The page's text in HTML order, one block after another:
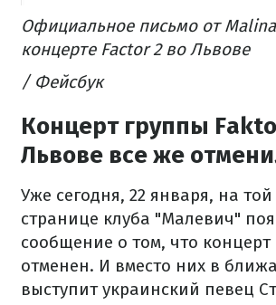
Официальное письмо от
концерте Factor 2 во Львове
/ Фейсбук
Концерт группы
Львове все же
Уже сегодня, 22 января, на
странице клуба "Малевич"
сообщение о том, что концерт
отменен. И вместо них в
выступит украинский певец